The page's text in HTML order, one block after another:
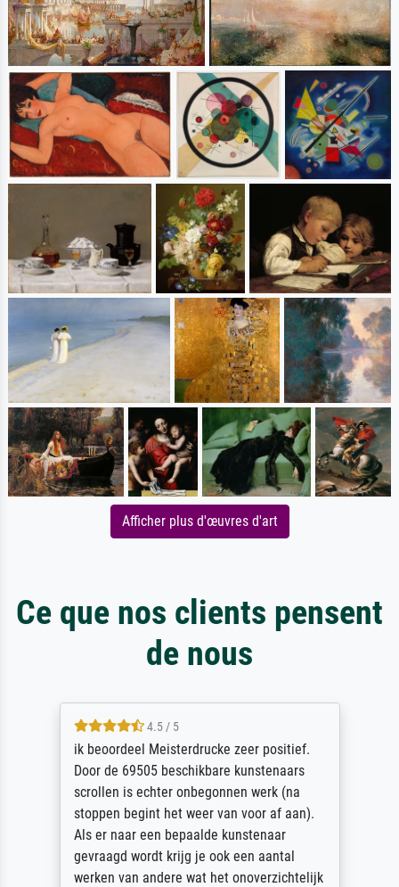
Afficher plus d'œuvres d'art
Ce que nos clients pensent
de nous
4.5 / 5
ik beoordeel Meisterdrucke zeer positief.
Door de 69505 beschikbare kunstenaars
scrollen is echter onbegonnen werk (na
stoppen begint het weer van voor af aan).
Als er naar een bepaalde kunstenaar
gevraagd wordt krijg je ook een aantal
werken van andere wat het onoverzichtelijk